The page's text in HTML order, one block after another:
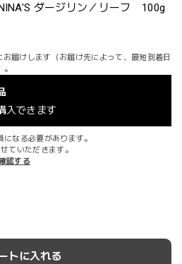
ダージリン／リーフ 100g
届けします（お届け先によって、最短到着日
入できます
なる必要があります。
ていただきます。
認する
トに入れる